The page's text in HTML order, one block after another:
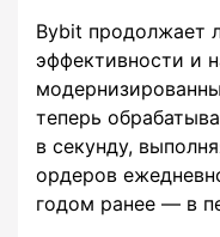
Bybit продолжает
эффективности и
теперь
в секунду,
ордеров
годом ранее — в